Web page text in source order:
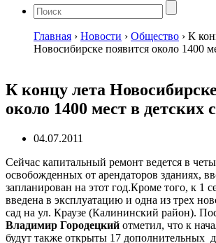
Главная › Новости › Общество › К
Новосибирске появится около 1400
К концу лета
около 1400 мест в детских
04.07.2011
Сейчас капитальный ремонт ведется в
освобожденных от арендаторов зданиях,
запланирован на этот год.Кроме того, к 1
введена в эксплуатацию и одна из трех
сад на ул. Краузе (Калининский район).
Владимир Городецкий отметил, что к
будут также открыты 17 дополнительных